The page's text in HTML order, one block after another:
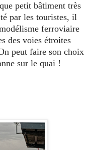
petit bâtiment très
par les touristes, il
ferroviaire
des voies étroites
peut faire son choix
sur le quai !